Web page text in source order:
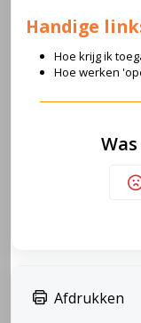
Handige
Hoe krijg ik
Hoe werken
Afdrukken